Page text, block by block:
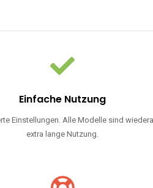
Einfache Nutzung
Einstellungen. Alle Modelle sind
extra lange Nutzung.